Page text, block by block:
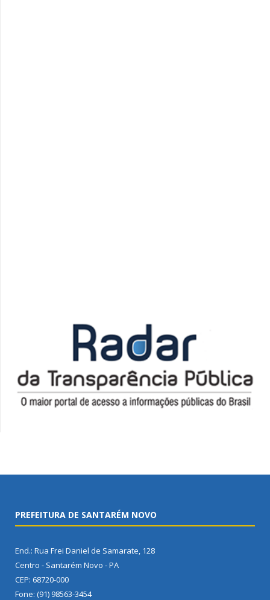
PREFEITURA DE SANTARÉM NOVO
End.: Rua Frei Daniel de Samarate, 128
Centro - Santarém Novo - PA
CEP: 68720-000
Fone: (91) 98563-3454